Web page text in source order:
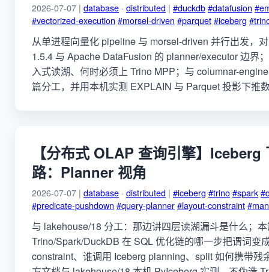
2026-07-07 | database · distributed | #duckdb#datafusion
#vectorized-execution #morsel-driven #parquet#iceberg
从单进程向量化 pipeline 与 morsel-driven 并行出发，
1.5.4 与 Apache DataFusion 的 planner/executor 边界
入式读湖、何时必须上 Trino MPP；与 columnar-
篇分工，并用本机实测 EXPLAIN 与 Parquet 投影下推
【分布式 OLAP 查询引擎】Iceberg
路：Planner 视角
2026-07-07 | database · distributed | #iceberg #trino#spark
#predicate-pushdown #query-planner#layout-constraint
与 lakehouse/18 分工：那边讲四层读湖漏斗是什么；
Trino/Spark/DuckDB 在 SQL 优化链的哪一步把谓词变
constraint、谁调用 Iceberg planning、split 如何携带残